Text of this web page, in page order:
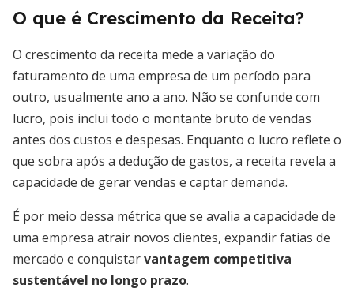
O que é Crescimento da Receita?
O crescimento da receita mede a variação do
faturamento de uma empresa de um período para
outro, usualmente ano a ano. Não se confunde com
lucro, pois inclui todo o montante bruto de vendas
antes dos custos e despesas. Enquanto o lucro reflete o
que sobra após a dedução de gastos, a receita revela a
capacidade de gerar vendas e captar demanda.
É por meio dessa métrica que se avalia a capacidade de
uma empresa atrair novos clientes, expandir fatias de
mercado e conquistarvantagem competitiva
sustentável no longo prazo.